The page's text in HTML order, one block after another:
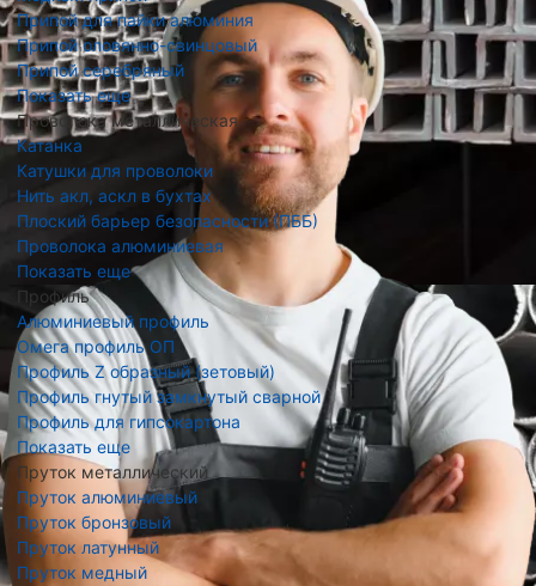
Припой для пайки алюминия
Припой оловянно-свинцовый
Припой серебряный
Показать еще
Проволока металлическая
Катанка
Катушки для проволоки
Нить акл, аскл в бухтах
Плоский барьер безопасности (ПББ)
Проволока алюминиевая
Показать еще
Профиль
Алюминиевый профиль
Омега профиль ОП
Профиль Z образный (зетовый)
Профиль гнутый замкнутый сварной
Профиль для гипсокартона
Показать еще
Пруток металлический
Пруток алюминиевый
Пруток бронзовый
Пруток латунный
Пруток медный